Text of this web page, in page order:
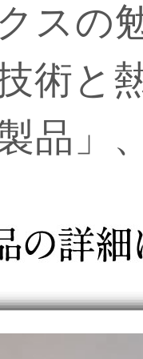
スの
術と
品」